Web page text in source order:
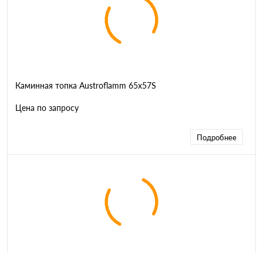
Каминная топка Austroflamm 65x57S
Цена по запросу
Подробнее